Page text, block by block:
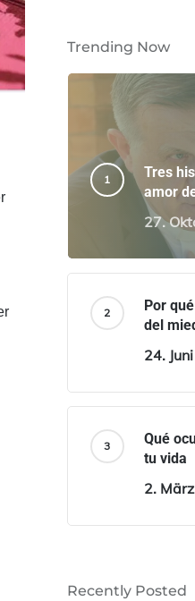
Trending Now
Tres
amor
27.
Por
del
24.
Qué
tu vida
2.
Recently Posted